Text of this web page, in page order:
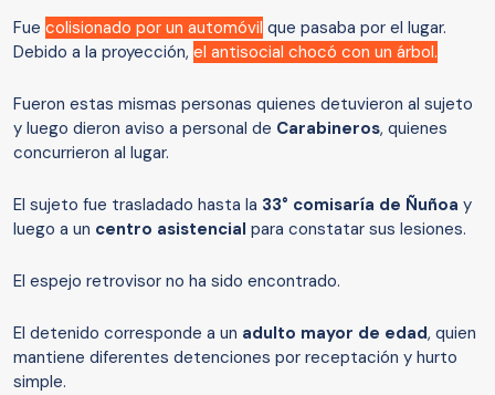
Fue colisionado por un automóvil que pasaba por el lugar.
Debido a la proyección, el antisocial chocó con un árbol.
Fueron estas mismas personas quienes detuvieron al sujeto
y luego dieron aviso a personal de Carabineros, quienes
concurrieron al lugar.
El sujeto fue trasladado hasta la 33° comisaría de Ñuñoa y
luego a un centro asistencial para constatar sus lesiones.
El espejo retrovisor no ha sido encontrado.
El detenido corresponde a un adulto mayor de edad, quien
mantiene diferentes detenciones por receptación y hurto
simple.